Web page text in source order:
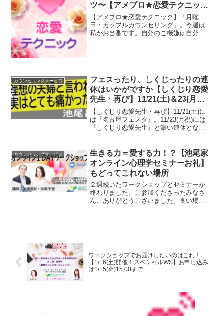
ツ〜【アメブロ★恋愛テクニッ
ク】オレンジ色は元気出る！
【アメブロ★恋愛テクニック】「月曜
日・カップルカウンセリング」。今週は
私がお当番です。自分のご機嫌は自分で
カウンセリングサービス
フェスったり、しくじったりの連
休はいかがですか【しくじり恋愛
先生・再び】11/21(土)＆23(月祝)
イベント
【しくじり恋愛先生・再び】11/21(土)に
は『名古屋フェスタ』。11/23(月祝)には
『しくじり恋愛先生』と濃い連休となっ
ております。
カウンセリングサービス
生きる力＝愛する力！？【池尾家
オンライン心理学セミナーお礼】
もどってこれない場所
２週続いたワークショップとセミナーが
終わりました。ご参加くださったみなさ
ん、ありがとうございました。良い場所
ワークショップでお届けしたいのはこれ！
【1/16(土)開催！スペシャルWS】お申し込み
は1/15(金)15:00まで